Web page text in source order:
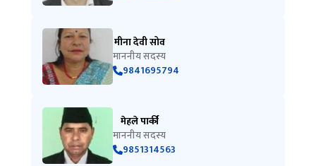
मीना देवी सोव
माननीय सदस्य
9841695794
मेहले पार्की
माननीय सदस्य
9851314563